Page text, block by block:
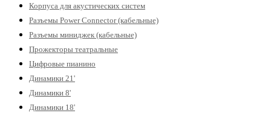
Корпуса для акустических систем
Разъемы Power Connector (кабельные)
Разъемы миниджек (кабельные)
Прожекторы театральные
Цифровые пианино
Динамики 21'
Динамики 8'
Динамики 18'